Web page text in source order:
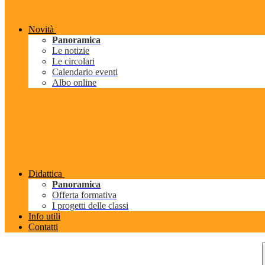
Novità
Panoramica
Le notizie
Le circolari
Calendario eventi
Albo online
Didattica
Panoramica
Offerta formativa
I progetti delle classi
Info utili
Contatti